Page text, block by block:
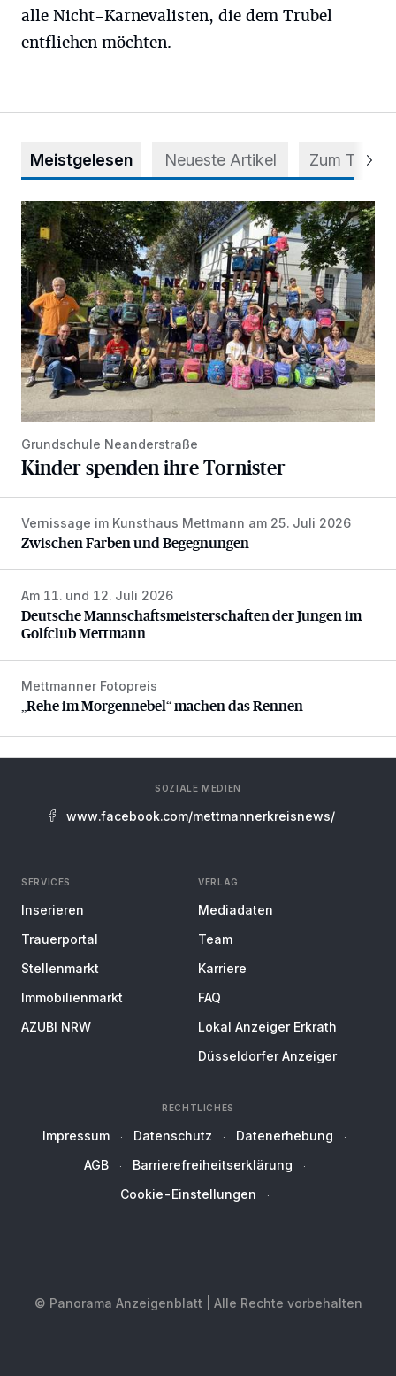
alle Nicht-Karnevalisten, die dem Trubel
entfliehen möchten.
Meistgelesen Neueste Artikel Zum Thema
Kinder spenden ihre Tornister
Grundschule Neanderstraße
Kinder spenden ihre Tornister
Zwischen Farben und Begegnungen
Vernissage im Kunsthaus Mettmann am 25. Juli 2026
Zwischen Farben und Begegnungen
Deutsche Mannschaftsmeisterschaften der Jungen im
Am 11. und 12. Juli 2026
Deutsche Mannschaftsmeisterschaften der Jungen im
Golfclub Mettmann
„Rehe im Morgennebel“ machen das Rennen
Mettmanner Fotopreis
„Rehe im Morgennebel“ machen das Rennen
SOZIALE MEDIEN
www.facebook.com/mettmannerkreisnews/
SERVICES
Inserieren
Trauerportal
Stellenmarkt
Immobilienmarkt
AZUBI NRW
VERLAG
Mediadaten
Team
Karriere
FAQ
Lokal Anzeiger Erkrath
Düsseldorfer Anzeiger
RECHTLICHES
Impressum Datenschutz
Datenerhebung
AGB
Barrierefreiheitserklärung
Cookie-Einstellungen
© Panorama Anzeigenblatt | Alle Rechte vorbehalten